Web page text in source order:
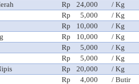
Rp 24,000
/ Kg
Rp 5,000
/ Kg
Rp 10,000
/ Kg
Rp 10,000
/ Kg
Rp 5,000
/ Kg
Rp 5,000
/ Kg
Rp 20,000
/ Kg
Rp 4,000
/ Butir